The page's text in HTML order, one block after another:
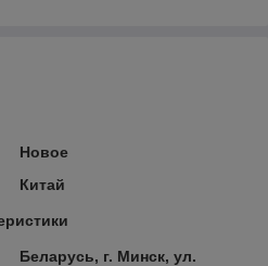
Новое
Китай
Беларусь, г. Минск, ул.